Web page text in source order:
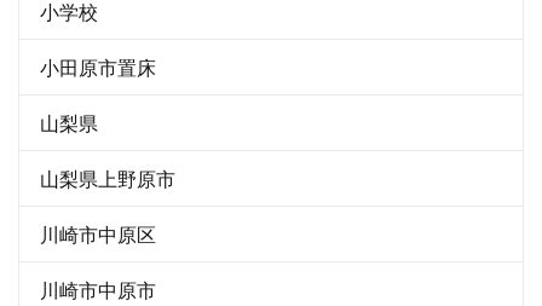
小学校
小田原市置床
山梨県
山梨県上野原市
川崎市中原区
川崎市中原市